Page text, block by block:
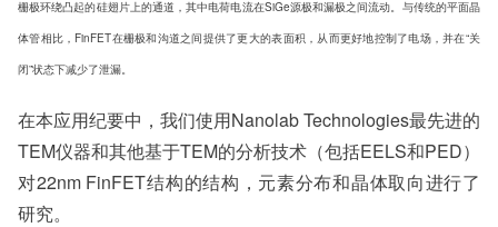
栅极环绕凸起的硅翅片上的通道，其中电荷电流在SiGe源极和漏极之间流动。与传统的平面晶
体管相比，FinFET在栅极和沟道之间提供了更大的表面积，从而更好地控制了电场，并在“关
闭”状态下减少了泄漏。
在本应用纪要中，我们使用Nanolab Technologies最先进的
TEM仪器和其他基于TEM的分析技术（包括EELS和PED）
对22nm FinFET结构的结构，元素分布和晶体取向进行了
研究。